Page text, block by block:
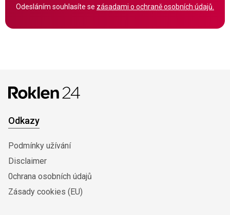
Odesláním souhlasíte se zásadami o ochraně osobních údajů.
Odkazy
Podmínky užívání
Disclaimer
0chrana osobních údajů
Zásady cookies (EU)